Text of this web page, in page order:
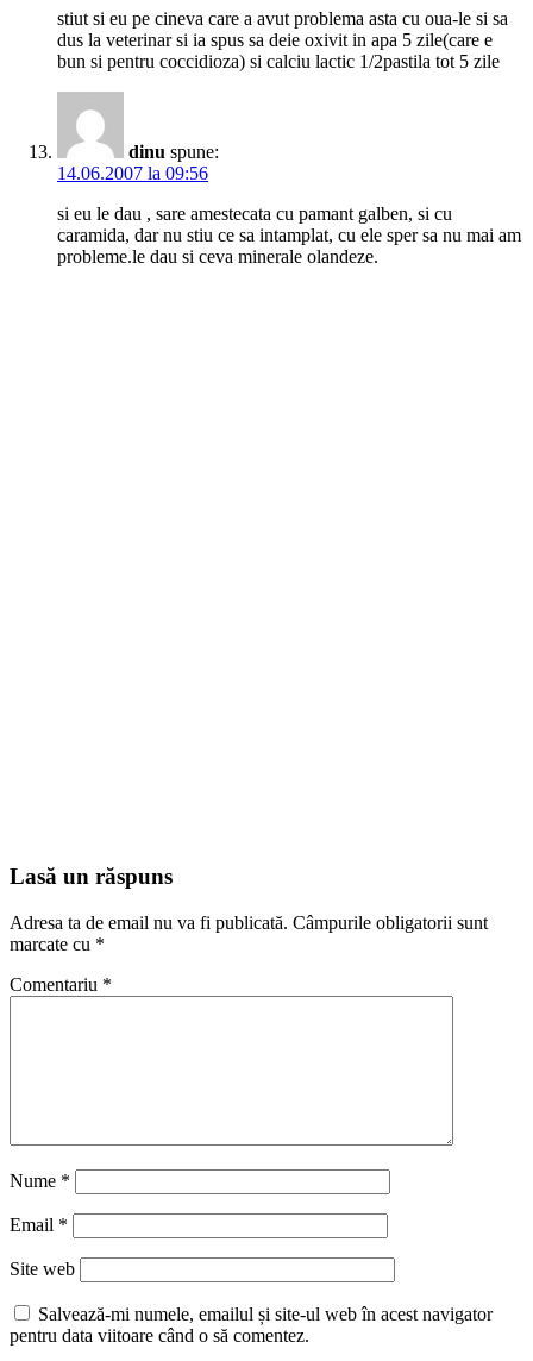
stiut si eu pe cineva care a avut problema asta cu oua-le si sa
dus la veterinar si ia spus sa deie oxivit in apa 5 zile(care e
bun si pentru coccidioza) si calciu lactic 1/2pastila tot 5 zile
dinu spune:
14.06.2007 la 09:56
si eu le dau , sare amestecata cu pamant galben, si cu
caramida, dar nu stiu ce sa intamplat, cu ele sper sa nu mai am
probleme.le dau si ceva minerale olandeze.
Lasă un răspuns
Adresa ta de email nu va fi publicată. Câmpurile obligatorii sunt
marcate cu *
Comentariu *
Nume *
Email *
Site web
Salvează-mi numele, emailul și site-ul web în acest navigator
pentru data viitoare când o să comentez.